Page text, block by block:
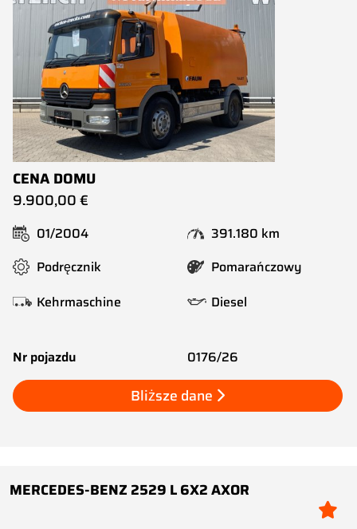
CENA DOMU
9.900,00 €
01/2004
391.180 km
Podręcznik
Pomarańczowy
Kehrmaschine
Diesel
Nr pojazdu 0176/26
Bliższe dane
MERCEDES-BENZ 2529 L 6X2 AXOR